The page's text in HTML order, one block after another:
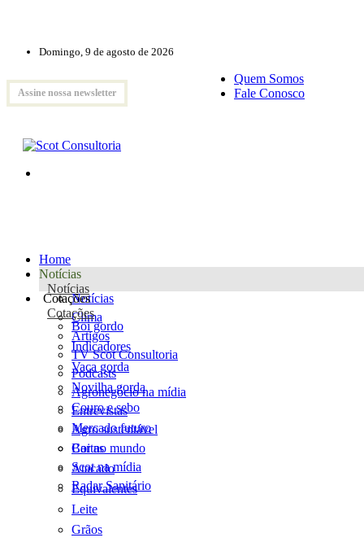
Domingo, 9 de agosto de 2026
Assine nossa newsletter
Quem Somos
Fale Conosco
Home
Notícias
Notícias
Notícias
Clima
Artigos
TV Scot Consultoria
Podcasts
Agronegócio na mídia
Entrevistas
Agro sustentável
Cartas
Scot na mídia
Radar Sanitário
Cotações
Cotações
Boi gordo
Indicadores
Vaca gorda
Novilha gorda
Couro e sebo
Mercado futuro
Boi no mundo
Atacado
Equivalentes
Leite
Grãos